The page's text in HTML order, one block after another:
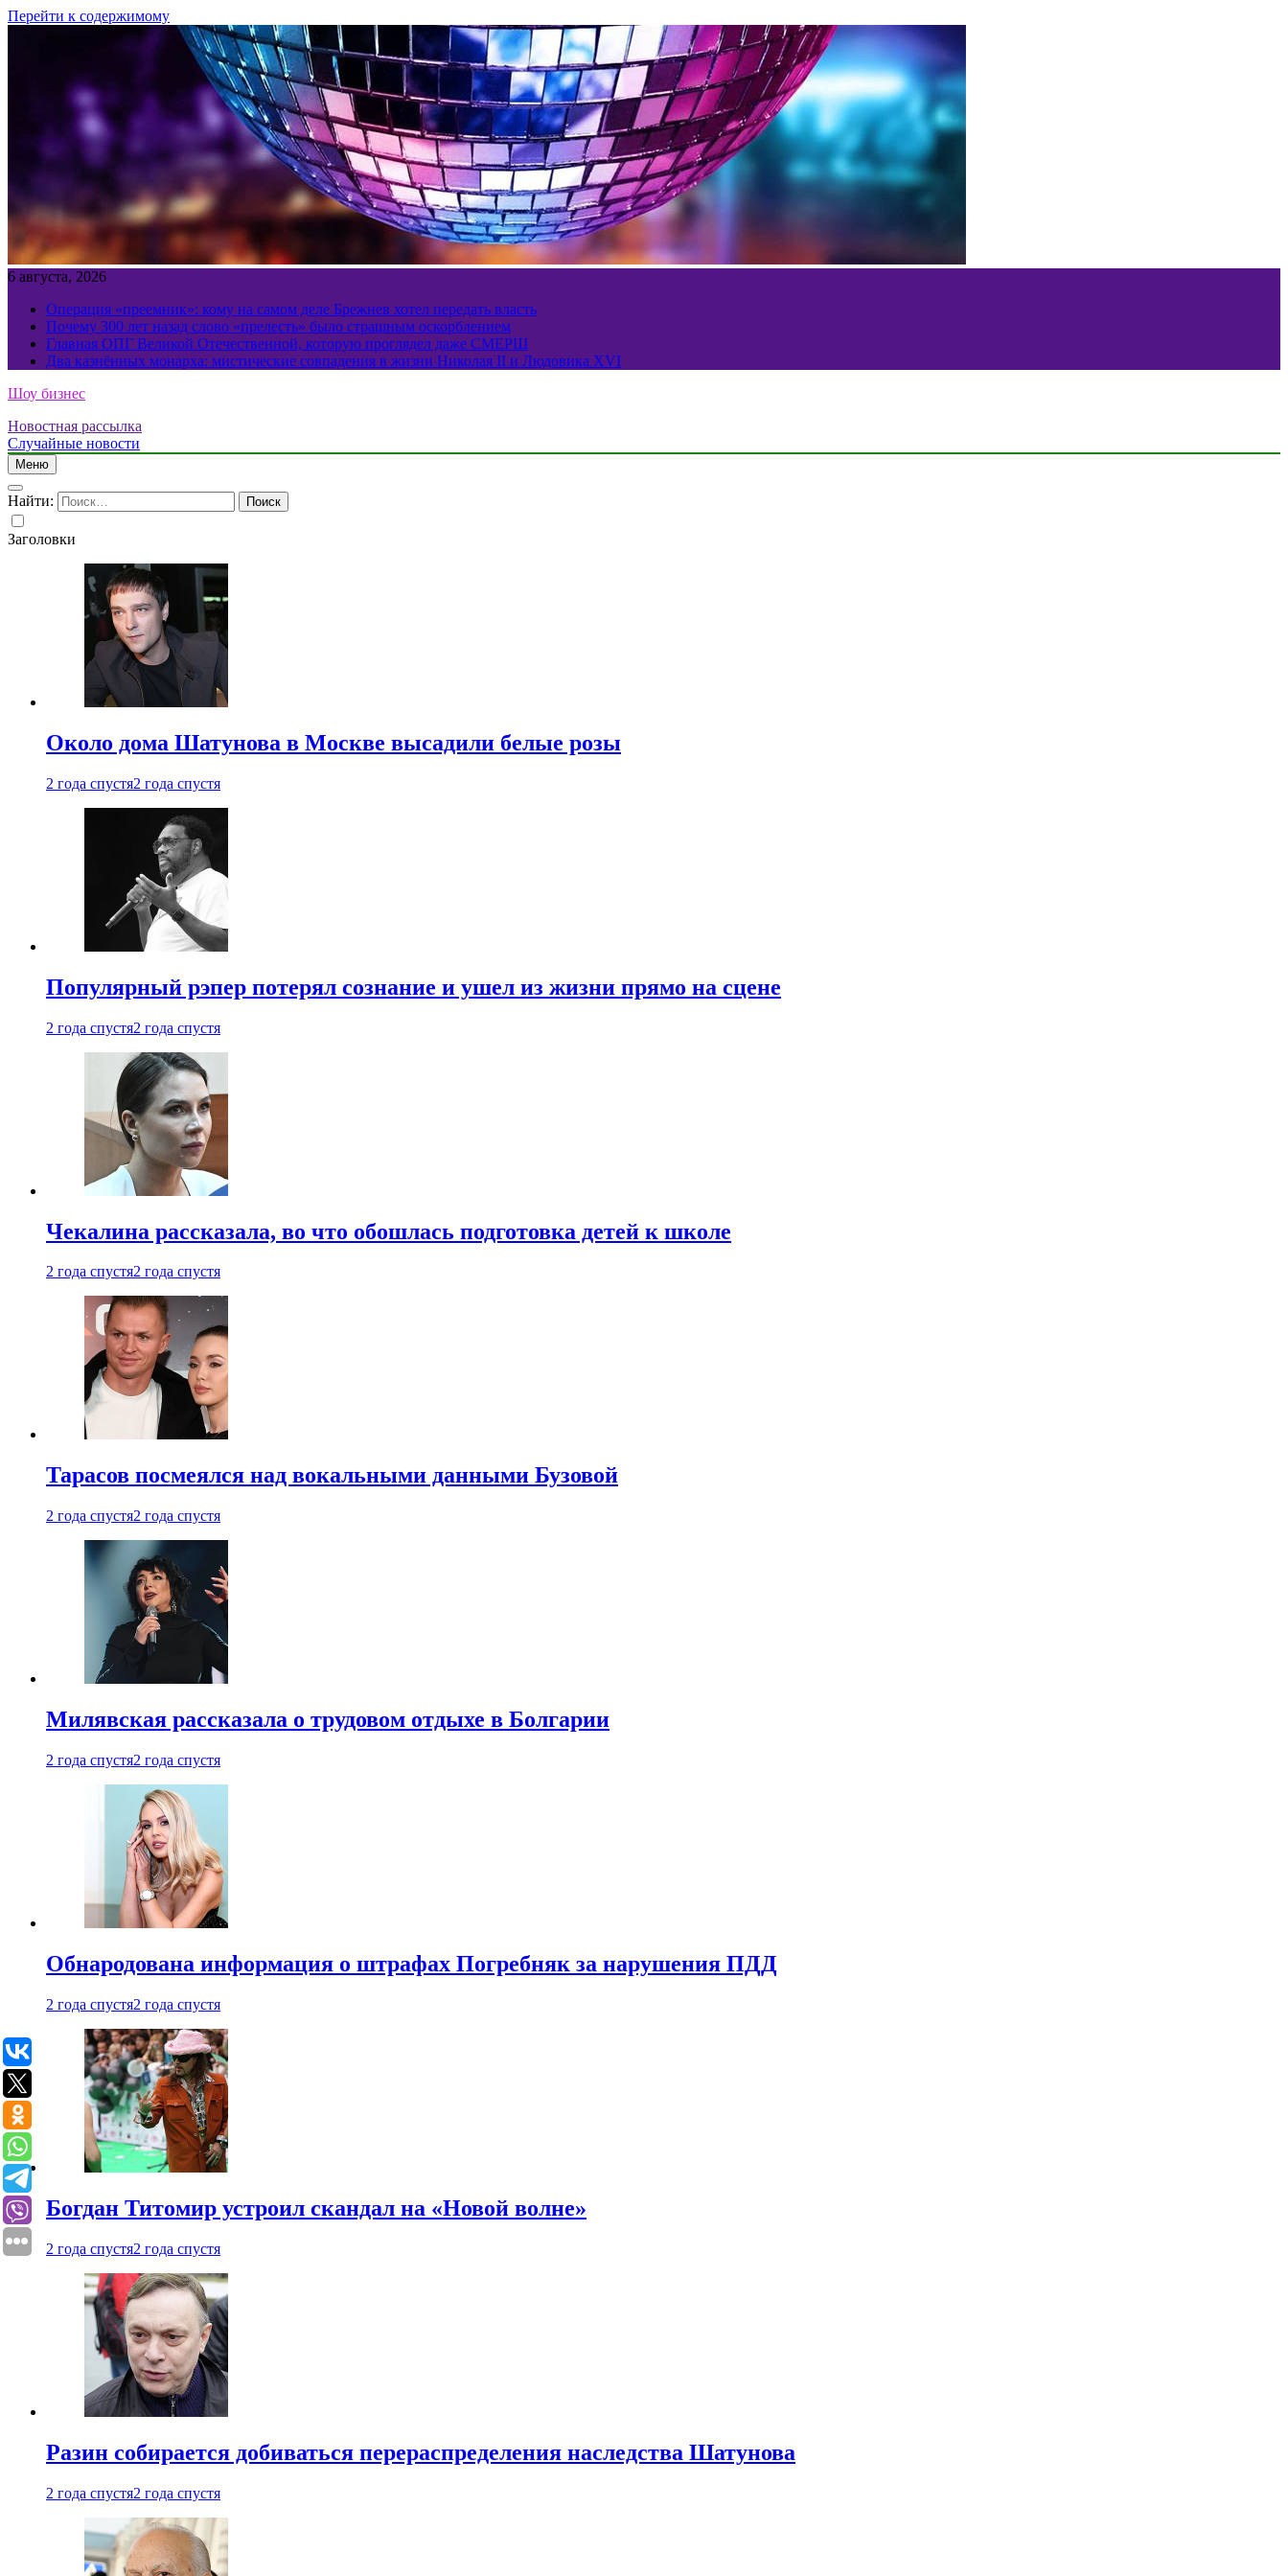
Перейти к содержимому
6 августа, 2026
Операция «преемник»: кому на самом деле Брежнев хотел передать власть
Почему 300 лет назад слово «прелесть» было страшным оскорблением
Главная ОПГ Великой Отечественной, которую проглядел даже СМЕРШ
Два казнённых монарха: мистические совпадения в жизни Николая II и Людовика XVI
Шоу бизнес
Новостная рассылка
Случайные новости
Меню
Найти:
Заголовки
Около дома Шатунова в Москве высадили белые розы
2 года спустя2 года спустя
Популярный рэпер потерял сознание и ушел из жизни прямо на сцене
2 года спустя2 года спустя
Чекалина рассказала, во что обошлась подготовка детей к школе
2 года спустя2 года спустя
Тарасов посмеялся над вокальными данными Бузовой
2 года спустя2 года спустя
Милявская рассказала о трудовом отдыхе в Болгарии
2 года спустя2 года спустя
Обнародована информация о штрафах Погребняк за нарушения ПДД
2 года спустя2 года спустя
Богдан Титомир устроил скандал на «Новой волне»
2 года спустя2 года спустя
Разин собирается добиваться перераспределения наследства Шатунова
2 года спустя2 года спустя